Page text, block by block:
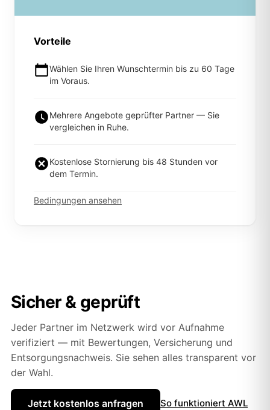
Vorteile
Wählen Sie Ihren Wunschtermin bis zu 60 Tage
im Voraus.
Mehrere Angebote geprüfter Partner — Sie
vergleichen in Ruhe.
Kostenlose Stornierung bis 48 Stunden vor
dem Termin.
Bedingungen ansehen
Sicher & geprüft
Jeder Partner im Netzwerk wird vor Aufnahme
verifiziert — mit Bewertungen, Versicherung und
Entsorgungsnachweis. Sie sehen alles transparent vor
der Wahl.
Jetzt kostenlos anfragen So funktioniert AWL